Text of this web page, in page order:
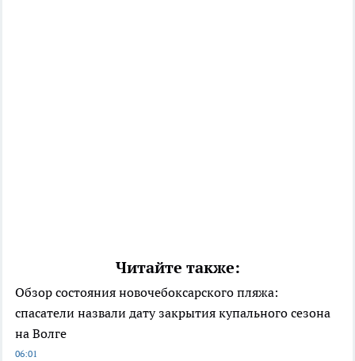
Читайте также:
Обзор состояния новочебоксарского пляжа:
спасатели назвали дату закрытия купального сезона
на Волге
06:01